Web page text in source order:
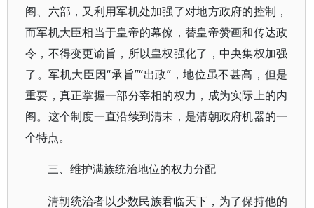
阁、六部，又利用军机处加强了对地方政府的控制，
而军机大臣相当于皇帝的幕僚，替皇帝赞画和传达政
令，不得变更谕旨，所以皇权强化了，中央集权加强
了。军机大臣因“承旨”“出政”，地位虽不甚高，但是
重要，真正掌握一部分宰相的权力，成为实际上的内
阁。这个制度一直沿续到清末，是清朝政府机器的一
个特点。
三、维护满族统治地位的权力分配
清朝统治者以少数民族君临天下，为了保持他的